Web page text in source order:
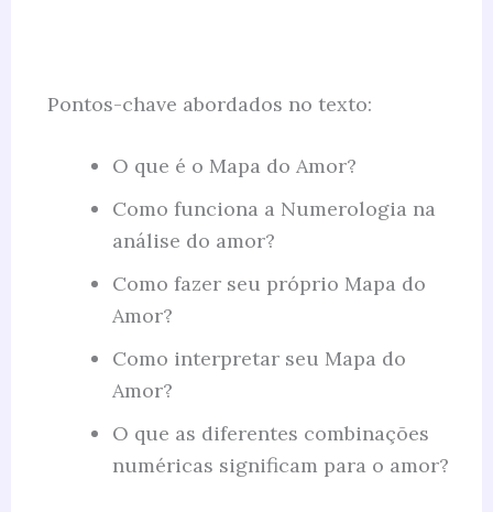
Pontos-chave abordados no texto:
O que é o Mapa do Amor?
Como funciona a Numerologia na
análise do amor?
Como fazer seu próprio Mapa do
Amor?
Como interpretar seu Mapa do
Amor?
O que as diferentes combinações
numéricas significam para o amor?